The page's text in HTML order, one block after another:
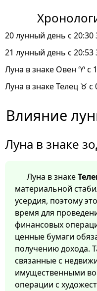
20 лунный день с 20:30
21 лунный день с 20:53
Луна в знаке Овен ♈ с
Луна в знаке Телец ♉ с
Влияние
Луна в знаке
Луна в знаке
материальной
усердия, поэтому
время для
финансовых
ценные бумаги
получению дохода.
связанные с
имущественными
операции с